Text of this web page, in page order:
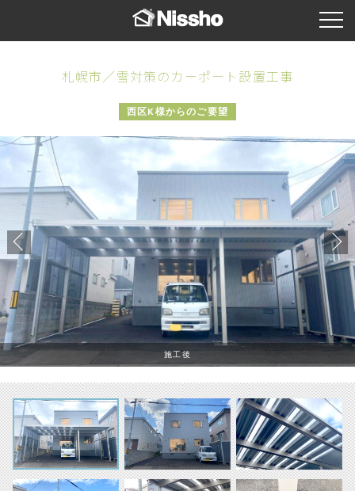
札幌市／雪対策のカーポート設置工事
西区K様からのご要望
施工後